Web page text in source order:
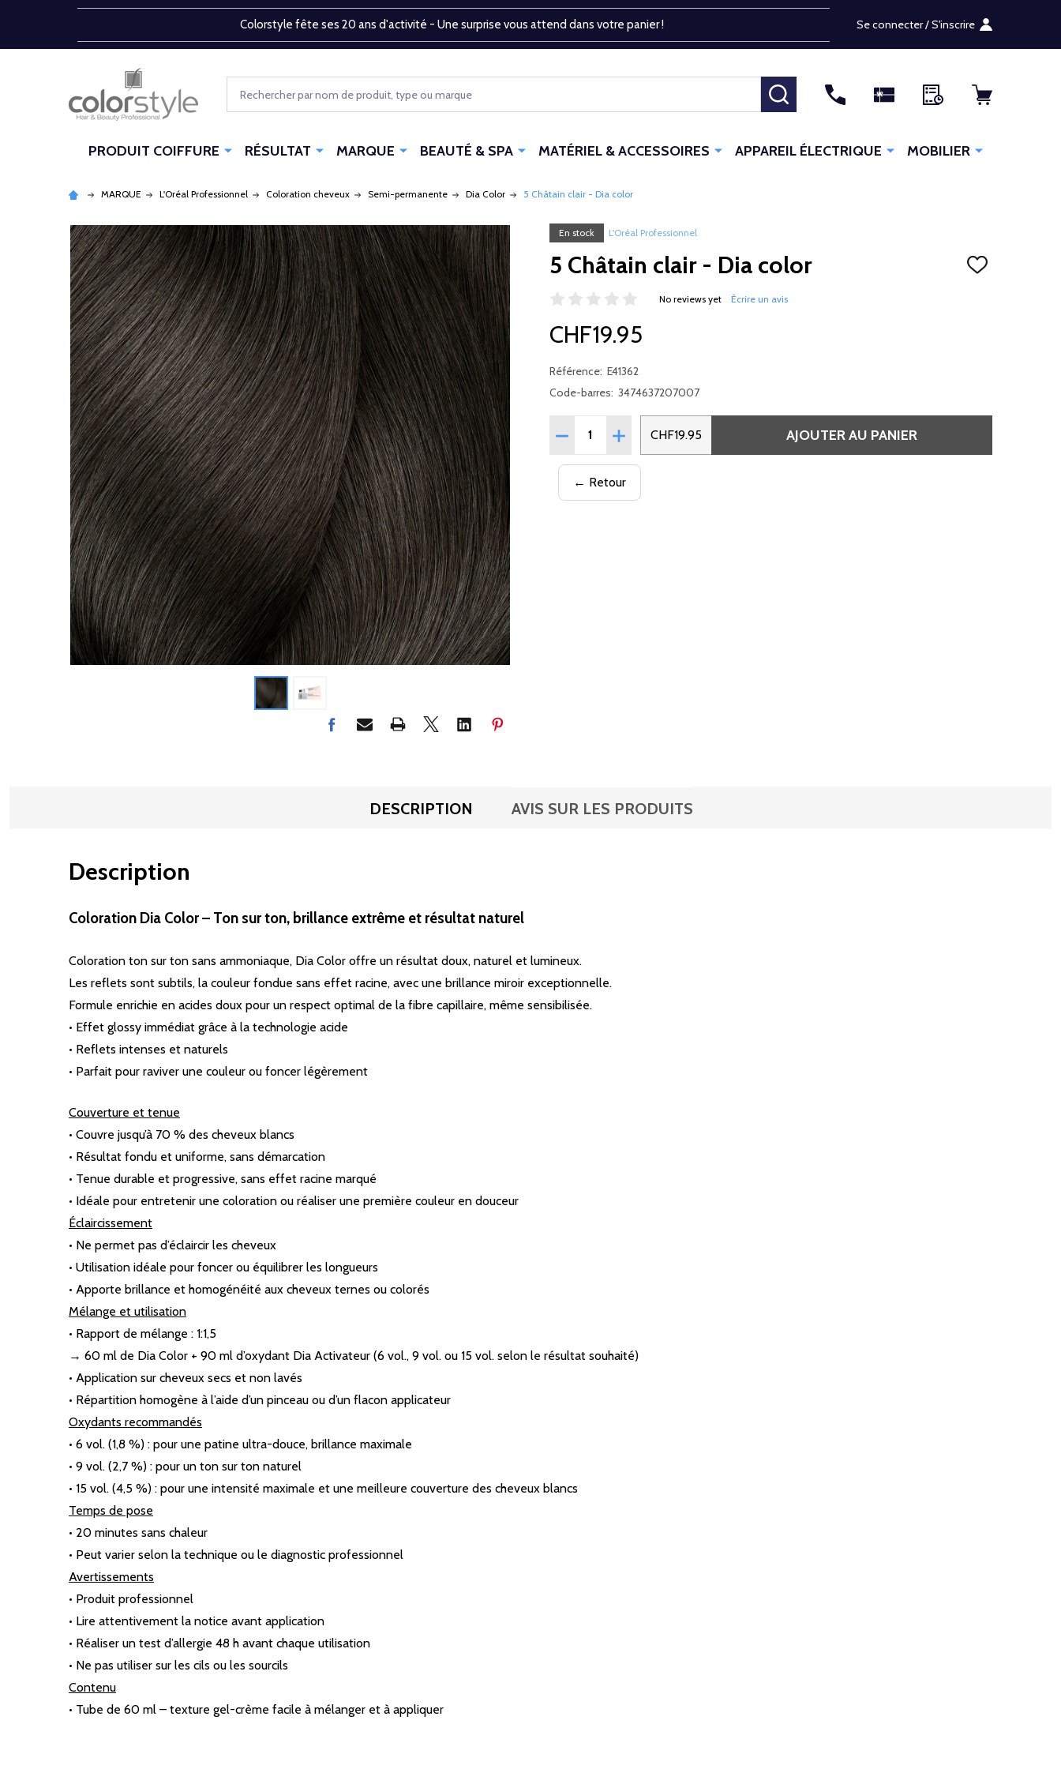
Colorstyle fête ses 20 ans d'activité - Une surprise vous attend dans votre panier ! Se connecter / S'inscrire
RECHERCHER
PRODUIT COIFFURE RÉSULTAT MARQUE BEAUTÉ & SPA MATÉRIEL & ACCESSOIRES APPAREIL ÉLECTRIQUE MOBILIER
MARQUE L'Oréal Professionnel Coloration cheveux Semi-permanente Dia Color 5 Châtain clair - Dia color
En stock L'Oréal Professionnel
5 Châtain clair - Dia color
AJOUTER
No reviews yet Écrire un avis
CHF19.95
Référence: E41362
Code-barres: 3474637207007
Quantité:
RÉDUIRE LA QUANTITÉ DE 5 CHÂTAIN CLAIR - DIA COLOR
AUGMENTER LA QUANTITÉ DE 5 CHÂTAIN CLAIR - DIA COLOR
CHF19.95 AJOUTER AU PANIER
← Retour
DESCRIPTION AVIS SUR LES PRODUITS
Description
Coloration Dia Color – Ton sur ton, brillance extrême et résultat naturel
Coloration ton sur ton sans ammoniaque, Dia Color offre un résultat doux, naturel et lumineux.
Les reflets sont subtils, la couleur fondue sans effet racine, avec une brillance miroir exceptionnelle.
Formule enrichie en acides doux pour un respect optimal de la fibre capillaire, même sensibilisée.
• Effet glossy immédiat grâce à la technologie acide
• Reflets intenses et naturels
• Parfait pour raviver une couleur ou foncer légèrement
Couverture et tenue
• Couvre jusqu’à 70 % des cheveux blancs
• Résultat fondu et uniforme, sans démarcation
• Tenue durable et progressive, sans effet racine marqué
• Idéale pour entretenir une coloration ou réaliser une première couleur en douceur
Éclaircissement
• Ne permet pas d’éclaircir les cheveux
• Utilisation idéale pour foncer ou équilibrer les longueurs
• Apporte brillance et homogénéité aux cheveux ternes ou colorés
Mélange et utilisation
• Rapport de mélange : 1:1,5
→ 60 ml de Dia Color + 90 ml d’oxydant Dia Activateur (6 vol., 9 vol. ou 15 vol. selon le résultat souhaité)
• Application sur cheveux secs et non lavés
• Répartition homogène à l’aide d’un pinceau ou d’un flacon applicateur
Oxydants recommandés
• 6 vol. (1,8 %) : pour une patine ultra-douce, brillance maximale
• 9 vol. (2,7 %) : pour un ton sur ton naturel
• 15 vol. (4,5 %) : pour une intensité maximale et une meilleure couverture des cheveux blancs
Temps de pose
• 20 minutes sans chaleur
• Peut varier selon la technique ou le diagnostic professionnel
Avertissements
• Produit professionnel
• Lire attentivement la notice avant application
• Réaliser un test d’allergie 48 h avant chaque utilisation
• Ne pas utiliser sur les cils ou les sourcils
Contenu
• Tube de 60 ml – texture gel-crème facile à mélanger et à appliquer